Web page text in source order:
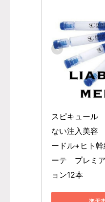
スピキュール
ない注入美容
ードル+ヒト
ーテ　プレミ
ョン12本